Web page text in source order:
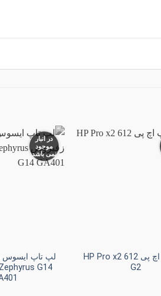
لپ تاپ اچ پی HP Pro x2 612
G2
در انبار
موجود
نمی باشد
لپ تاپ
G14